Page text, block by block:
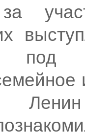
за
под